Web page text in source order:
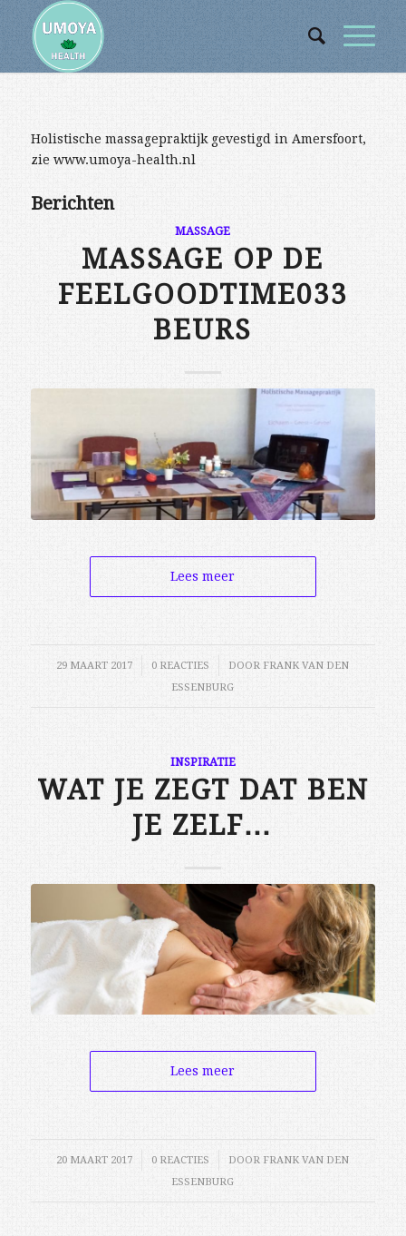
Holistische massagepraktijk gevestigd in Amersfoort,
zie www.umoya-health.nl
Berichten
MASSAGE
MASSAGE OP DE
FEELGOODTIME033
BEURS
Lees meer
29 MAART 2017
/ 0 REACTIES
/ DOOR FRANK VAN DEN
ESSENBURG
INSPIRATIE
WAT JE ZEGT DAT BEN
JE ZELF…
Lees meer
20 MAART 2017
/ 0 REACTIES
/ DOOR FRANK VAN DEN
ESSENBURG